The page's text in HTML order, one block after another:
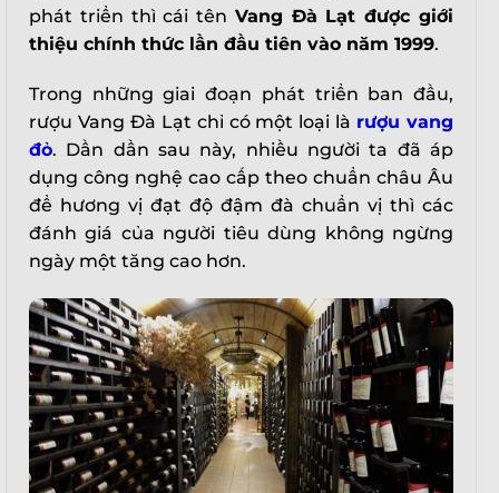
phát triển thì cái tên Vang Đà Lạt được giới
thiệu chính thức lần đầu tiên vào năm 1999.
Trong những giai đoạn phát triển ban đầu,
rượu Vang Đà Lạt chỉ có một loại là rượu vang
đỏ. Dần dần sau này, nhiều người ta đã áp
dụng công nghệ cao cấp theo chuẩn châu Âu
để hương vị đạt độ đậm đà chuẩn vị thì các
đánh giá của người tiêu dùng không ngừng
ngày một tăng cao hơn.